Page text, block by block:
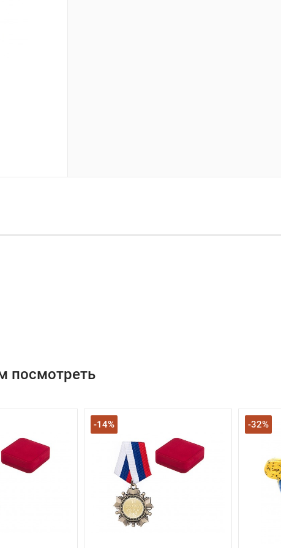
посмотреть
-14% -32%